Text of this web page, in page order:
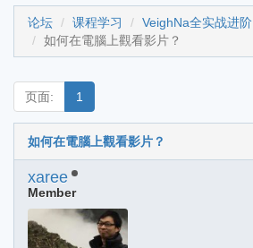
论坛 课程学习
VeighNa全实战进阶
如何在電腦上觀看影片？
页面: 1
如何在電腦上觀看影片？
xaree
Member